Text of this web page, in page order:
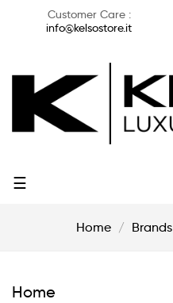
Customer Care :
info@kelsostore.it
Toggle
☰
Home Brands
Home